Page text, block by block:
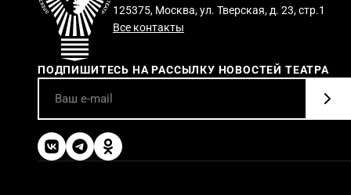
125375, Москва, ул. Тверская, д. 23, стр.1
Все контакты
ПОДПИШИТЕСЬ НА РАССЫЛКУ НОВОСТЕЙ ТЕАТРА